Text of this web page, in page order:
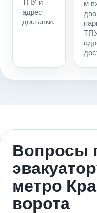
ТПУ и
адрес
доставки.
м
Вопросы
метро
ворота